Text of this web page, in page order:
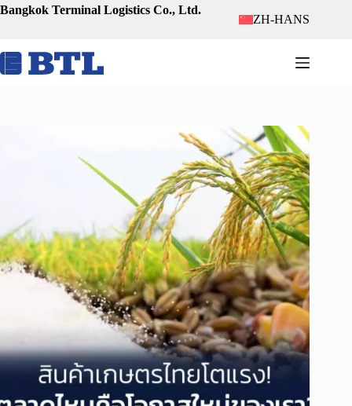
跳
容
Bangkok Terminal Logistics Co., Ltd.
ZH-HANS